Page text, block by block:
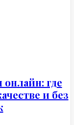
где
и без